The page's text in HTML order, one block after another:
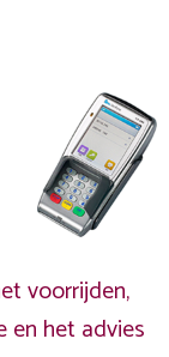
voorrijden,
en het advies